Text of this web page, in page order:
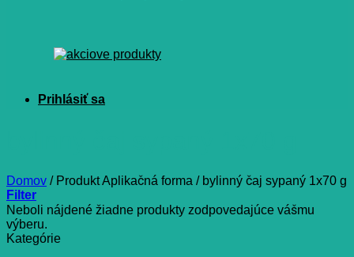
Domov /Produkt Aplikačná forma /bylinný čaj sypaný 1x70 g
Filter
Neboli nájdené žiadne produkty zodpovedajúce vášmu
výberu.
Kategórie